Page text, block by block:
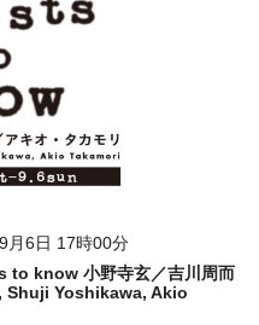
月6日 17時00分
to know 小野寺玄／吉川周而
Shuji Yoshikawa, Akio